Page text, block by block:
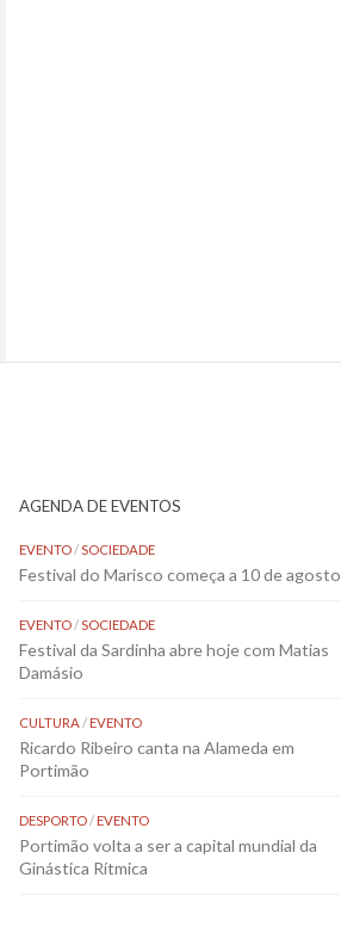
AGENDA DE EVENTOS
EVENTO/SOCIEDADE
Festival do Marisco começa a 10 de agosto
EVENTO/SOCIEDADE
Festival da Sardinha abre hoje com Matias
Damásio
CULTURA/EVENTO
Ricardo Ribeiro canta na Alameda em
Portimão
DESPORTO/EVENTO
Portimão volta a ser a capital mundial da
Ginástica Rítmica